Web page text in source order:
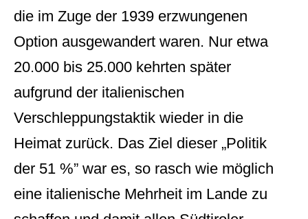
die im Zuge der 1939 erzwungenen
Option ausgewandert waren. Nur etwa
20.000 bis 25.000 kehrten später
aufgrund der italienischen
Verschleppungstaktik wieder in die
Heimat zurück. Das Ziel dieser „Politik
der 51 %” war es, so rasch wie möglich
eine italienische Mehrheit im Lande zu